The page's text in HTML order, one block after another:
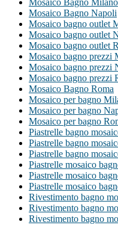
Mosaico Bagno Milano
Mosaico Bagno Napoli
Mosaico bagno outlet
Mosaico bagno outlet
Mosaico bagno outlet
Mosaico bagno prezzi
Mosaico bagno prezzi
Mosaico bagno prezzi
Mosaico Bagno Roma
Mosaico per bagno
Mosaico per bagno
Mosaico per bagno
Piastrelle bagno
Piastrelle bagno
Piastrelle bagno
Piastrelle mosaico
Piastrelle mosaico
Piastrelle mosaico
Rivestimento bagno
Rivestimento bagno
Rivestimento bagno